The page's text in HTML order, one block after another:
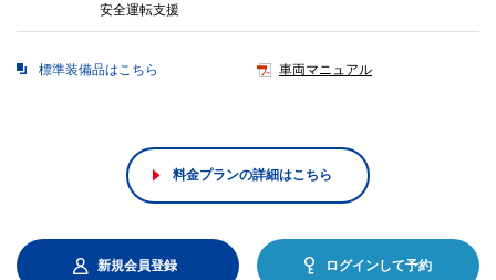
安全運転支援
標準装備品はこちら 車両マニュアル
料金プランの詳細はこちら
新規会員登録 ログインして予約